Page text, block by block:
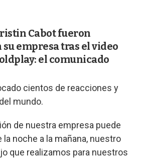
Cabot fueron
empresa tras el video
el comunicado
cientos de reacciones y
mundo.
de nuestra empresa puede
la noche a la mañana, nuestro
que realizamos para nuestros